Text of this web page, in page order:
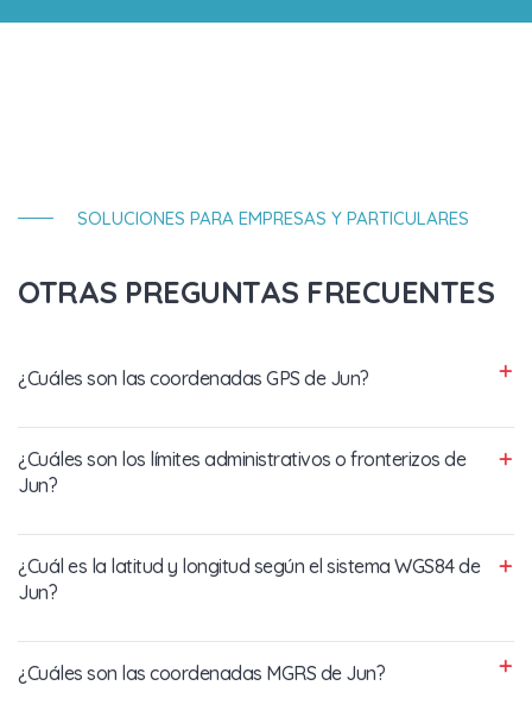
SOLUCIONES PARA EMPRESAS Y PARTICULARES
OTRAS PREGUNTAS FRECUENTES
¿Cuáles son las coordenadas GPS de Jun?
¿Cuáles son los límites administrativos o fronterizos de
Jun?
¿Cuál es la latitud y longitud según el sistema WGS84 de
Jun?
¿Cuáles son las coordenadas MGRS de Jun?